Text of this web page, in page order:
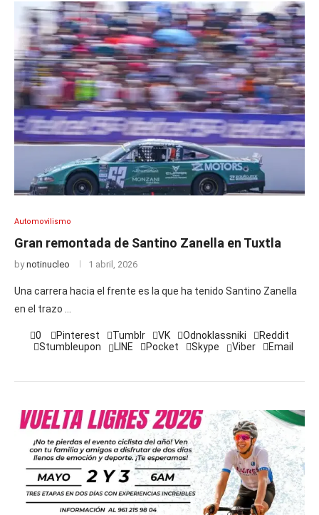
Automovilismo
Gran remontada de Santino Zanella en Tuxtla
bynotinucleo 1 abril, 2026
Una carrera hacia el frente es la que ha tenido Santino Zanella
en el trazo …
0 Pinterest Tumblr VK Odnoklassniki
Reddit
Stumbleupon
LINE Pocket Skype Viber Email